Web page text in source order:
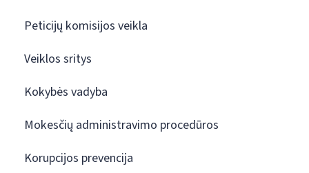
Peticijų komisijos veikla
Veiklos sritys
Kokybės vadyba
Mokesčių administravimo procedūros
Korupcijos prevencija